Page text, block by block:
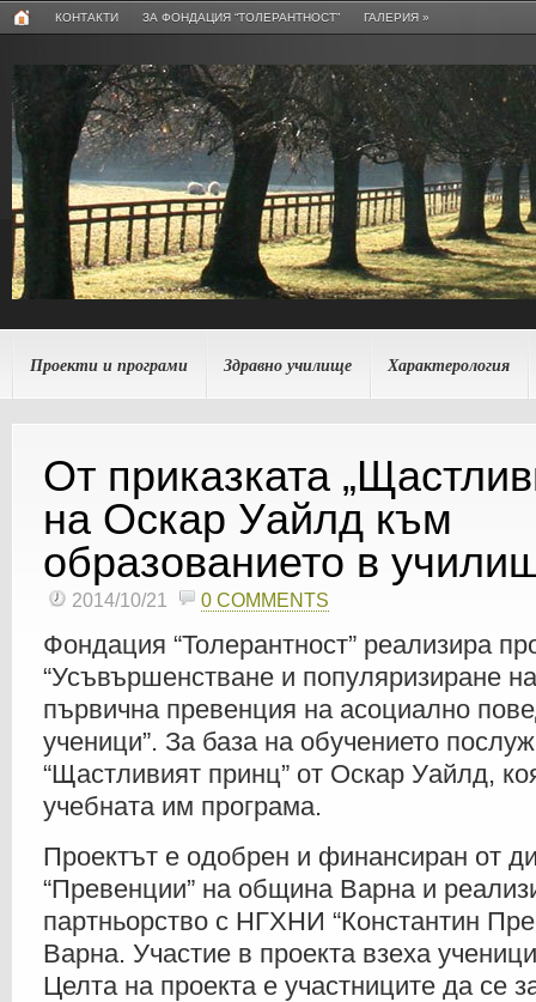
КОНТАКТИ ЗА ФОНДАЦИЯ “ТОЛЕРАНТНОСТ” ГАЛЕРИЯ »
Проекти и програми Здравно училище Характерология
От приказката
на Оскар Уайлд към
образованието в
2014/10/21 0 COMMENTS
Фондация “Толерантност” реализира
“Усъвършенстване и популяризиране
първична превенция на асоциално
ученици”. За база на обучението
“Щастливият принц” от Оскар Уайлд,
учебната им програма.
Проектът е одобрен и финансиран от
“Превенции” на община Варна и
партньорство с НГХНИ “Константин
Варна. Участие в проекта взеха
Целта на проекта е участниците да се